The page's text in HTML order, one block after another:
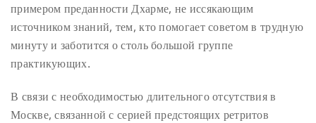
примером преданности Дхарме, не иссякающим
источником знаний, тем, кто помогает советом в трудную
минуту и заботится о столь большой группе
практикующих.
В связи с необходимостью длительного отсутствия в
Москве, связанной с серией предстоящих ретритов